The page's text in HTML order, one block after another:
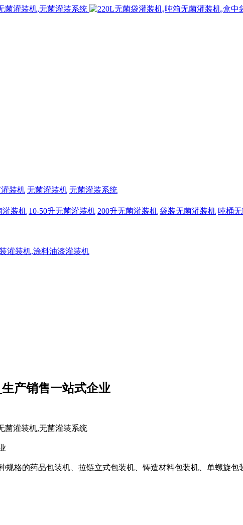
装机 无菌灌装机 无菌灌装系统
灌装机 10-50升无菌灌装机 200升无菌灌装机 袋装无菌灌装机 吨桶
灌装机,涂料油漆灌装机
产销售一站式企业
格的药品包装机、拉链立式包装机、铸造材料包装机、单螺旋